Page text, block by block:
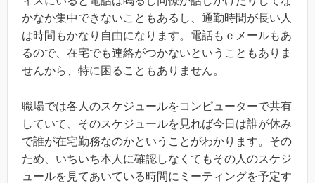
かなか集中できないこともあるし、通勤時間が長い人
は時間もかなり自由になります。電話もｅメールもあ
るので、在宅でも連絡がつかないということもありま
せんから、特に困ることもありません。
職場では各人のスケジュールをコンピューターで共有
していて、そのスケジュールを見れば今日は誰が休み
で誰が在宅勤務なのかということがわかります。その
ため、いちいち本人に確認しなくてもその人のスケジ
ュールを見てあいている時間にミーティングを予定す